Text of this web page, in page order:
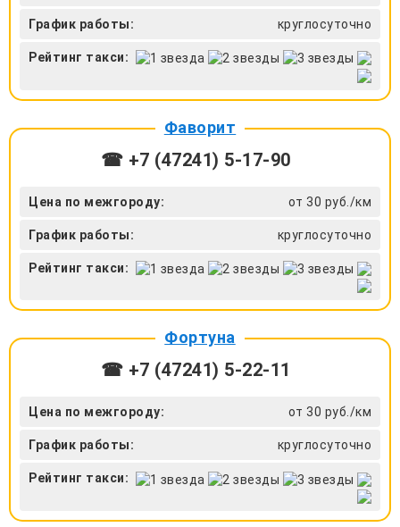
График работы: круглосуточно
Рейтинг такси:
Фаворит
☎ +7 (47241) 5-17-90
Цена по межгороду: от 30 руб./км
График работы: круглосуточно
Рейтинг такси:
Фортуна
☎ +7 (47241) 5-22-11
Цена по межгороду: от 30 руб./км
График работы: круглосуточно
Рейтинг такси: